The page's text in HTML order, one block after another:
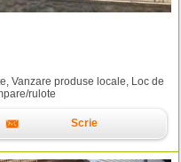
Vanzare produse locale, Loc de
rulote
Scrie